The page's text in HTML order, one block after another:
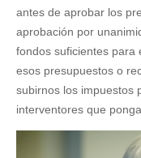
antes de aprobar los
aprobación por
fondos suficientes para
esos presupuestos o
subirnos los impuestos
interventores que